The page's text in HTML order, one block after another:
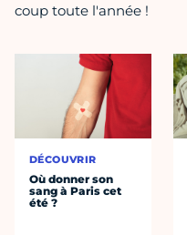
coup toute l'année !
DÉCOUVRIR
Où donner son
sang à Paris cet
été ?